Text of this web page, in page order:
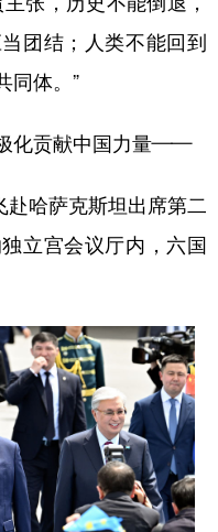
团结；人类不能回到
同体。”
化贡献中国力量——
哈萨克斯坦出席第二
立宫会议厅内，六国